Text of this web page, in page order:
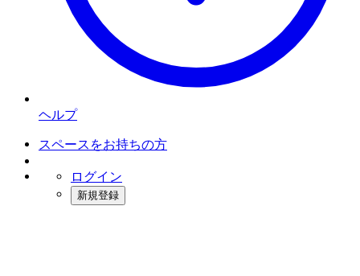
ヘルプ
スペースをお持ちの方
ログイン
新規登録